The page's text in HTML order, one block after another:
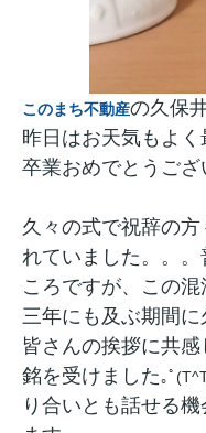
このまち不動産の久保
昨日はお天気もよ
卒業おめでとうご
久々の式で祝辞の
れていました。。
ころですが、この
三年にも及ぶ期間に
皆さんの挨拶に共
銘を受けました｡ﾟ
り合いとも話せる